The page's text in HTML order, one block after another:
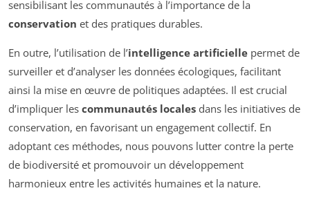
sensibilisant les communautés à l’importance de la
conservation et des pratiques durables.
En outre, l’utilisation de l’intelligence artificielle permet de
surveiller et d’analyser les données écologiques, facilitant
ainsi la mise en œuvre de politiques adaptées. Il est crucial
d’impliquer les communautés locales dans les initiatives de
conservation, en favorisant un engagement collectif. En
adoptant ces méthodes, nous pouvons lutter contre la perte
de biodiversité et promouvoir un développement
harmonieux entre les activités humaines et la nature.